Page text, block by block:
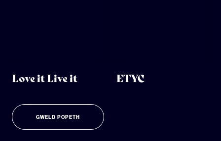
Love it Live it ETYC
GWELD POPETH